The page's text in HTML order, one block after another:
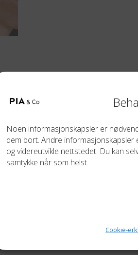
Noen informasjonskapsler er
dem bort. Andre informasjonskapsler
og videreutvikle nettstedet. Du kan
samtykke når som helst.
Cookie-
PETIT TIMO EARRINGS